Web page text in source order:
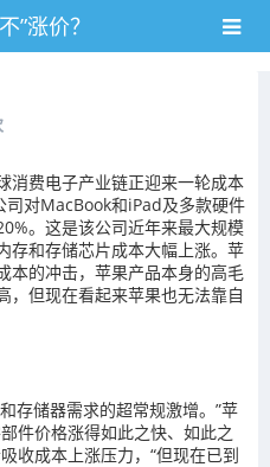
”涨价？
消费电子产业链正迎来一轮成本
对MacBook和iPad及多款硬件
。这是该公司近年来最大规模
存和存储芯片成本大幅上涨。苹
本的冲击，苹果产品本身的高毛
，但现在看起来苹果也无法靠自
存储器需求的超常规激增。”苹
件价格涨得如此之快、如此之
收成本上涨压力，“但现在已到